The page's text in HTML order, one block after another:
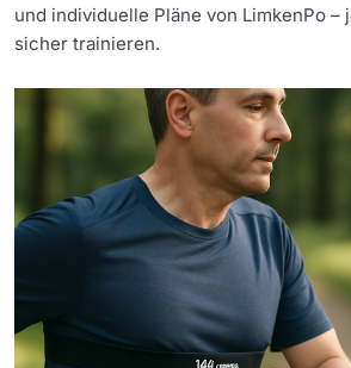
und individuelle Pläne von LimkenPo –
sicher trainieren.